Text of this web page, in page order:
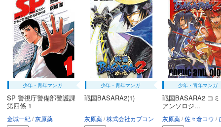
少年・青年マンガ
SP 警視庁警備部警護課
第四係 1
金城一紀 灰原薬
少年・青年マンガ
戦国BASARA2(1)
灰原薬 株式会社カプコン
少年・青年マンガ
戦国BASARA2 コ
アンソロジ...
灰原薬 佐々倉コウ ひ